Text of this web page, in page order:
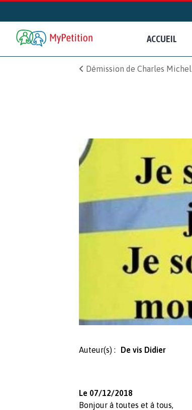
ACCUEIL
Démission de Charles Michel
Auteur(s) : De vis Didier
Le 07/12/2018
Bonjour à toutes et à tous,